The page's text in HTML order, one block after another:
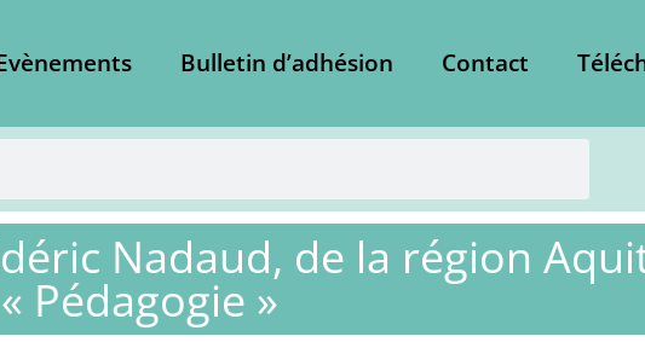
Bulletin d’adhésion Contact
Nadaud, de la région
Pédagogie »